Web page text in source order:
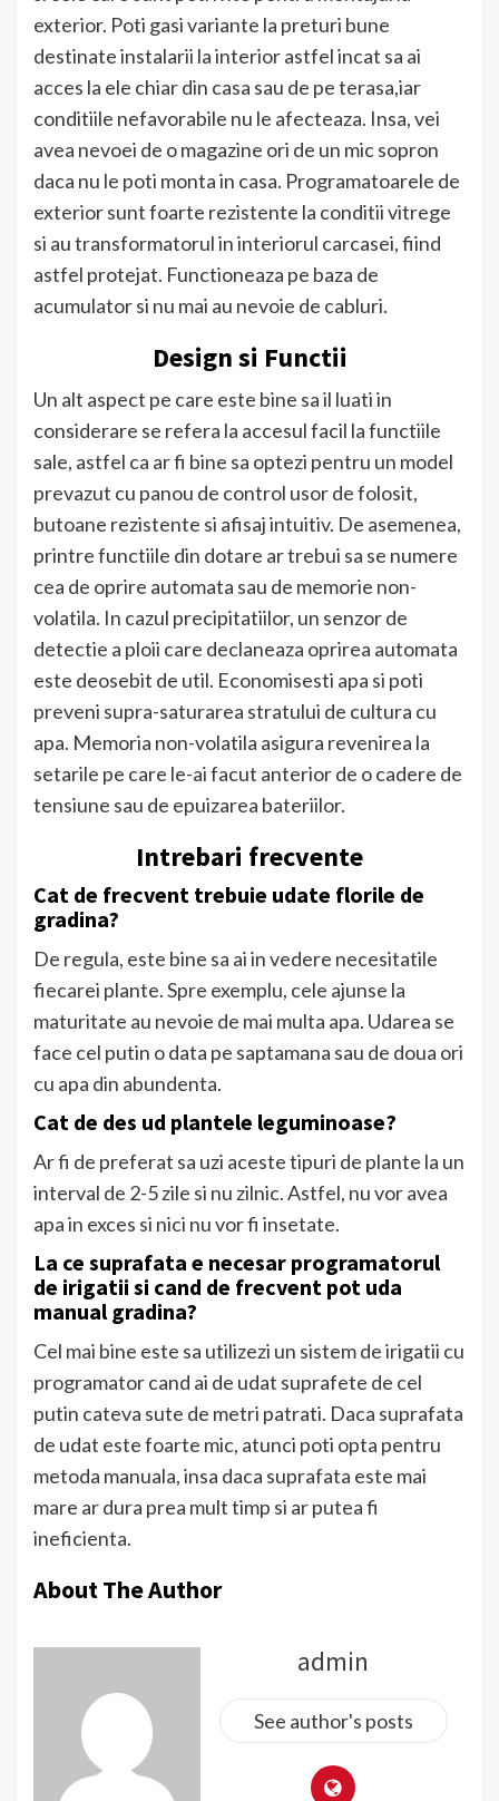
exterior. Poti gasi variante la preturi bune
destinate instalarii la interior astfel incat sa ai
acces la ele chiar din casa sau de pe terasa,iar
conditiile nefavorabile nu le afecteaza. Insa, vei
avea nevoei de o magazine ori de un mic sopron
daca nu le poti monta in casa. Programatoarele de
exterior sunt foarte rezistente la conditii vitrege
si au transformatorul in interiorul carcasei, fiind
astfel protejat. Functioneaza pe baza de
acumulator si nu mai au nevoie de cabluri.
Design si Functii
Un alt aspect pe care este bine sa il luati in
considerare se refera la accesul facil la functiile
sale, astfel ca ar fi bine sa optezi pentru un model
prevazut cu panou de control usor de folosit,
butoane rezistente si afisaj intuitiv. De asemenea,
printre functiile din dotare ar trebui sa se numere
cea de oprire automata sau de memorie non-
volatila. In cazul precipitatiilor, un senzor de
detectie a ploii care declaneaza oprirea automata
este deosebit de util. Economisesti apa si poti
preveni supra-saturarea stratului de cultura cu
apa. Memoria non-volatila asigura revenirea la
setarile pe care le-ai facut anterior de o cadere de
tensiune sau de epuizarea bateriilor.
Intrebari frecvente
Cat de frecvent trebuie udate florile de
gradina?
De regula, este bine sa ai in vedere necesitatile
fiecarei plante. Spre exemplu, cele ajunse la
maturitate au nevoie de mai multa apa. Udarea se
face cel putin o data pe saptamana sau de doua ori
cu apa din abundenta.
Cat de des ud plantele leguminoase?
Ar fi de preferat sa uzi aceste tipuri de plante la un
interval de 2-5 zile si nu zilnic. Astfel, nu vor avea
apa in exces si nici nu vor fi insetate.
La ce suprafata e necesar programatorul
de irigatii si cand de frecvent pot uda
manual gradina?
Cel mai bine este sa utilizezi un sistem de irigatii cu
programator cand ai de udat suprafete de cel
putin cateva sute de metri patrati. Daca suprafata
de udat este foarte mic, atunci poti opta pentru
metoda manuala, insa daca suprafata este mai
mare ar dura prea mult timp si ar putea fi
ineficienta.
About The Author
admin
See author's posts